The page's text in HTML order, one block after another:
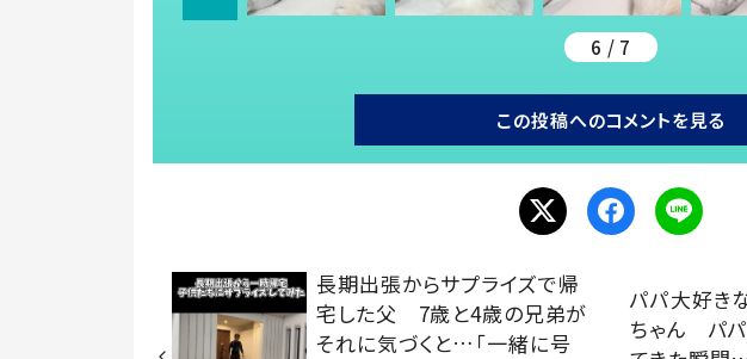
6 / 7
この投稿へのコメントを見る
長期出張からサプライズで帰
宅した父 7歳と4歳の兄弟が
それに気づくと…「一緒に号
パパ大好き
ちゃん パ